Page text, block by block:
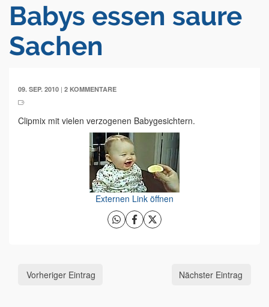
Babys essen saure
Sachen
09. SEP. 2010 | 2 KOMMENTARE
Clipmix mit vielen verzogenen Babygesichtern.
Externen Link öffnen
Vorheriger Eintrag Nächster Eintrag